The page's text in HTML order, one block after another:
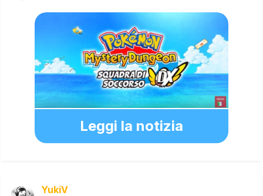
Leggi la notizia
YukiV